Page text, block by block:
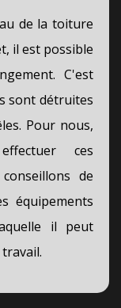
de la toiture
il est possible
C'est
sont détruites
Pour nous,
ces
de
équipements
il peut